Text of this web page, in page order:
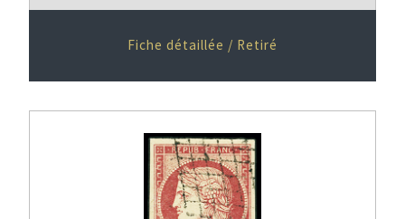
Fiche détaillée / Retiré